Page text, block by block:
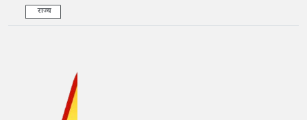
राज्य